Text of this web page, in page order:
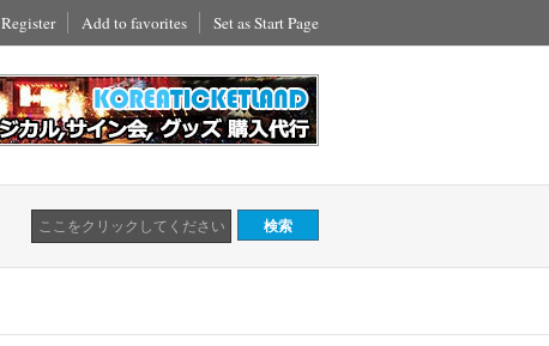
Register Add to favorites Set as Start Page